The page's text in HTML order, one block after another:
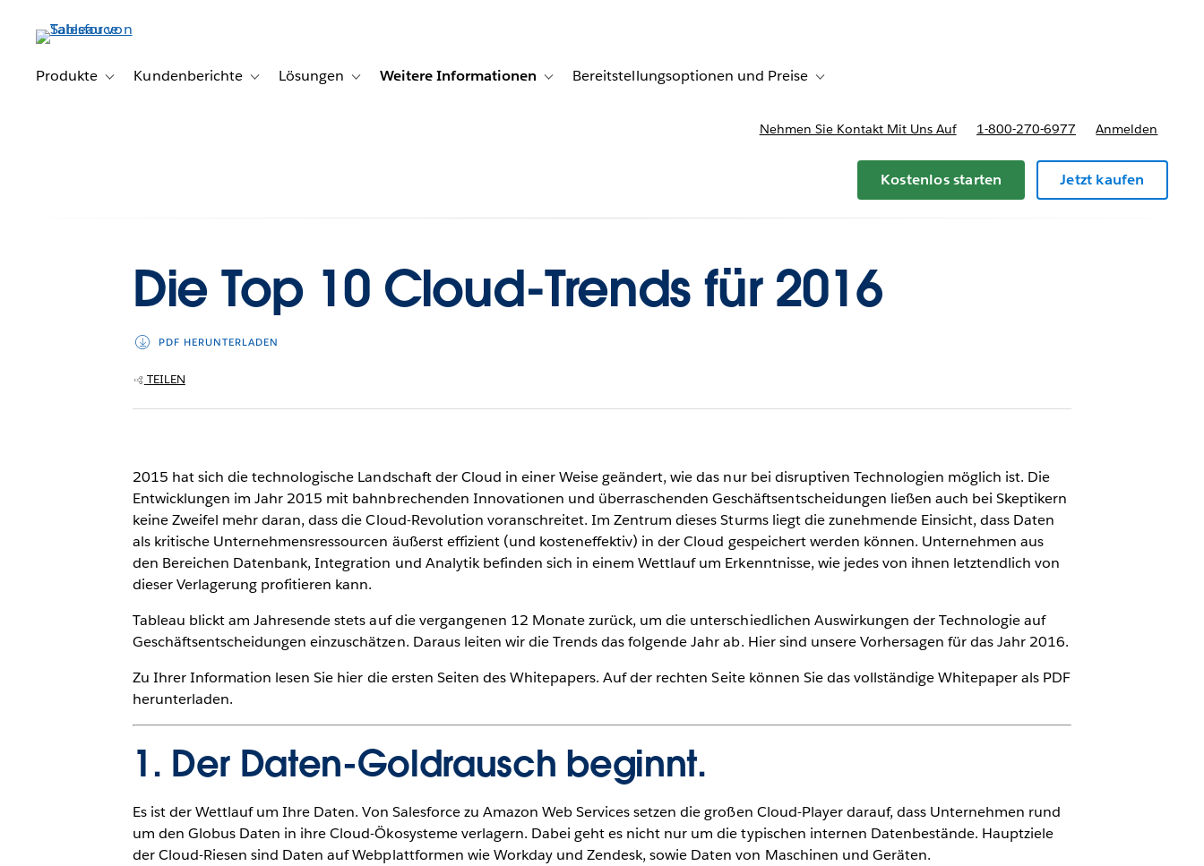
Produkte
Toggle sub-navigation for Produkte
Kundenberichte Toggle sub-navigation for Kundenberichte
Lösungen Toggle sub-navigation for Lösungen
Weitere Informationen Toggle sub-navigation for Weitere Informationen
Bereitstellungsoptionen und Preise Toggle sub-navigation for Bereitstellungsoptionen und Preise
Nehmen Sie Kontakt Mit Uns Auf 1-800-270-6977 Anmelden
Kostenlos starten Jetzt kaufen
Die Top 10 Cloud-Trends für 2016
PDF HERUNTERLADEN
TEILEN
2015 hat sich die technologische Landschaft der Cloud in einer Weise geändert, wie das nur bei disruptiven Technologien möglich ist. Die
Entwicklungen im Jahr 2015 mit bahnbrechenden Innovationen und überraschenden Geschäftsentscheidungen ließen auch bei Skeptikern
keine Zweifel mehr daran, dass die Cloud-Revolution voranschreitet. Im Zentrum dieses Sturms liegt die zunehmende Einsicht, dass Daten
als kritische Unternehmensressourcen äußerst effizient (und kosteneffektiv) in der Cloud gespeichert werden können. Unternehmen aus
den Bereichen Datenbank, Integration und Analytik befinden sich in einem Wettlauf um Erkenntnisse, wie jedes von ihnen letztendlich von
dieser Verlagerung profitieren kann.
Tableau blickt am Jahresende stets auf die vergangenen 12 Monate zurück, um die unterschiedlichen Auswirkungen der Technologie auf
Geschäftsentscheidungen einzuschätzen. Daraus leiten wir die Trends das folgende Jahr ab. Hier sind unsere Vorhersagen für das Jahr 2016.
Zu Ihrer Information lesen Sie hier die ersten Seiten des Whitepapers. Auf der rechten Seite können Sie das vollständige Whitepaper als PDF
herunterladen.
1. Der Daten-Goldrausch beginnt.
Es ist der Wettlauf um Ihre Daten. Von Salesforce zu Amazon Web Services setzen die großen Cloud-Player darauf, dass Unternehmen rund
um den Globus Daten in ihre Cloud-Ökosysteme verlagern. Dabei geht es nicht nur um die typischen internen Datenbestände. Hauptziele
der Cloud-Riesen sind Daten auf Webplattformen wie Workday und Zendesk, sowie Daten von Maschinen und Geräten.